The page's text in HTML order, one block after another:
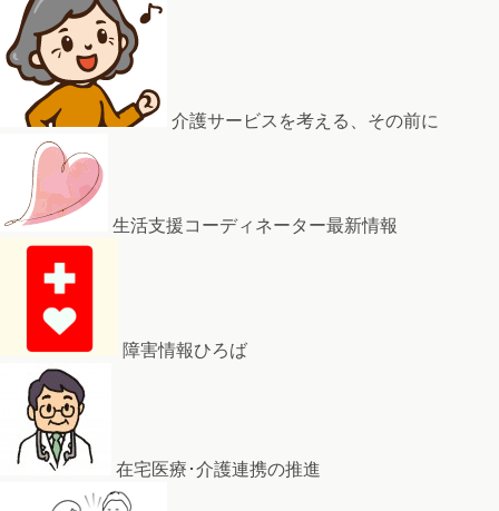
介護サービスを考える、その前に
生活支援コーディネーター最新情報
障害情報ひろば
在宅医療･介護連携の推進